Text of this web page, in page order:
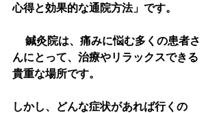
心得と効果的な通院方法」です。
鍼灸院は、痛みに悩む多くの患者さ
んにとって、治療やリラックスできる
貴重な場所です。
しかし、どんな症状があれば行くの